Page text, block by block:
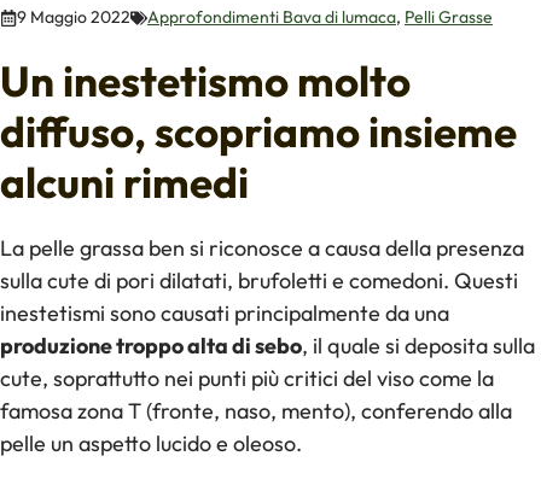
9 Maggio 2022 Approfondimenti Bava di lumaca, Pelli Grasse
Un inestetismo molto
diffuso, scopriamo insieme
alcuni rimedi
La pelle grassa ben si riconosce a causa della presenza
sulla cute di pori dilatati, brufoletti e comedoni. Questi
inestetismi sono causati principalmente da una
produzione troppo alta di sebo, il quale si deposita sulla
cute, soprattutto nei punti più critici del viso come la
famosa zona T (fronte, naso, mento), conferendo alla
pelle un aspetto lucido e oleoso.